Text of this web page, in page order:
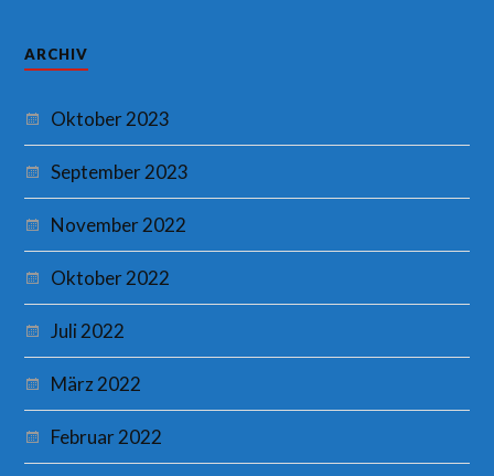
ARCHIV
Oktober 2023
September 2023
November 2022
Oktober 2022
Juli 2022
März 2022
Februar 2022